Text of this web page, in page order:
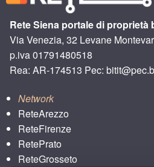
Rete Siena portale di proprietà
Via Venezia, 32 Levane
p.iva 01791480518
Rea: AR-174513 Pec:
Network
ReteArezzo
ReteFirenze
RetePrato
ReteGrosseto